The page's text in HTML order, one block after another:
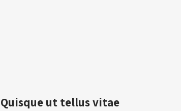
Quisque ut tellus vitae